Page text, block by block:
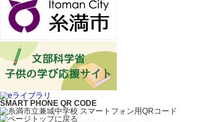
SMART PHONE QR CODE